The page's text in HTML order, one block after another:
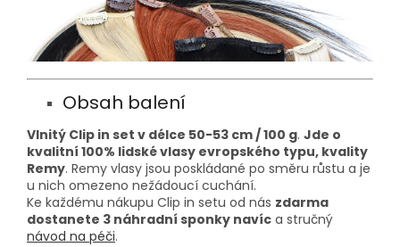
Obsah balení
Vlnitý Clip in set v délce 50-53 cm / 100 g. Jde o
kvalitní 100% lidské vlasy evropského typu, kvality
Remy. Remy vlasy jsou poskládané po směru růstu a je
u nich omezeno nežádoucí cuchání.
Ke každému nákupu Clip in setu od nás zdarma
dostanete 3 náhradní sponky navíc a stručný
návod na péči.